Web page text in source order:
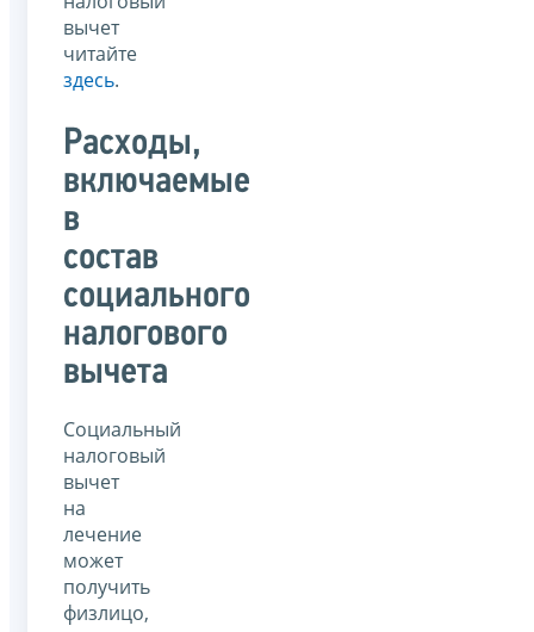
вычет
читайте
здесь.
Расходы,
включаемые
в
состав
социального
налогового
вычета
Социальный
налоговый
вычет
на
лечение
может
получить
физлицо,